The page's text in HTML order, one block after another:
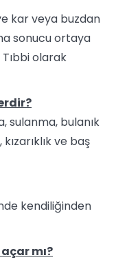
kar veya buzdan
sonucu ortaya
Tıbbi olarak
sulanma, bulanık
ve baş
kendiliğinden
mı?